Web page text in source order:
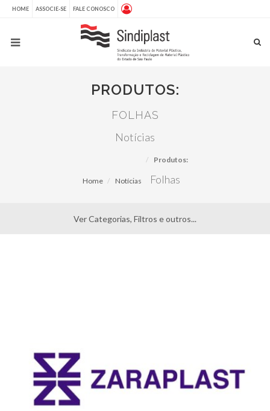
HOME ASSOCIE-SE FALE CONOSCO
PRODUTOS:
FOLHAS
Notícias
Home Notícias
Produtos:
Folhas
Ver Categorias, Filtros e outros...